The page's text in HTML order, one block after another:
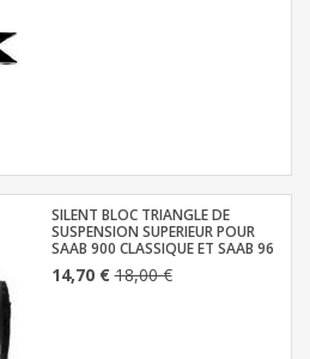
SILENT BLOC TRIANGLE DE
SUSPENSION SUPERIEUR POUR
SAAB 900 CLASSIQUE ET SAAB 96
14,70 €18,00 €